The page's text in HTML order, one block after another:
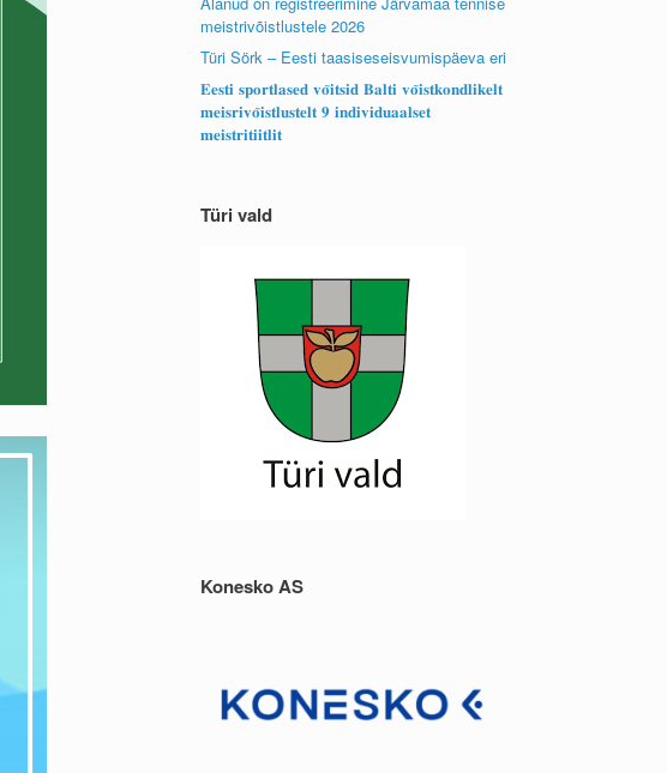
meistrivõistlustele 2026
Türi Sörk – Eesti taasiseseisvumispäeva eri
𝐄𝐞𝐬𝐭𝐢 𝐬𝐩𝐨𝐫𝐭𝐥𝐚𝐬𝐞𝐝 𝐯𝐨̃𝐢𝐭𝐬𝐢𝐝 𝐁𝐚𝐥𝐭𝐢 𝐯𝐨̃𝐢𝐬𝐭𝐤𝐨𝐧𝐝𝐥𝐢𝐤𝐞𝐥𝐭
𝐦𝐞𝐢𝐬𝐫𝐢𝐯𝐨̃𝐢𝐬𝐭𝐥𝐮𝐬𝐭𝐞𝐥𝐭 𝟗 𝐢𝐧𝐝𝐢𝐯𝐢𝐝𝐮𝐚𝐚𝐥𝐬𝐞𝐭
𝐦𝐞𝐢𝐬𝐭𝐫𝐢𝐭𝐢𝐢𝐭𝐥𝐢𝐭
Türi vald
Konesko AS